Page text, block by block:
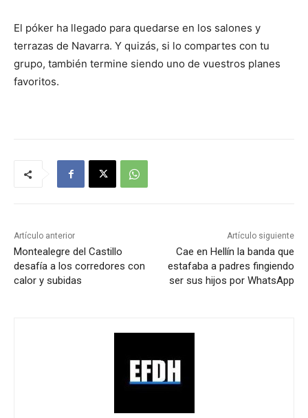
El póker ha llegado para quedarse en los salones y
terrazas de Navarra. Y quizás, si lo compartes con tu
grupo, también termine siendo uno de vuestros planes
favoritos.
Artículo anterior
Montealegre del Castillo
desafía a los corredores con
calor y subidas
Artículo siguiente
Cae en Hellín la banda que
estafaba a padres fingiendo
ser sus hijos por WhatsApp